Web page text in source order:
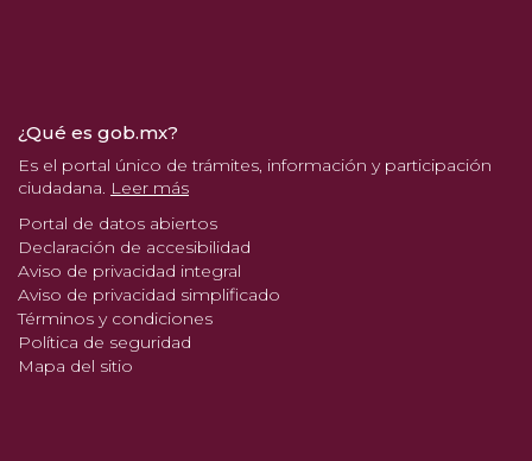
¿Qué es gob.mx?
Es el portal único de trámites, información y participación
ciudadana. Leer más
Portal de datos abiertos
Declaración de accesibilidad
Aviso de privacidad integral
Aviso de privacidad simplificado
Términos y condiciones
Política de seguridad
Mapa del sitio